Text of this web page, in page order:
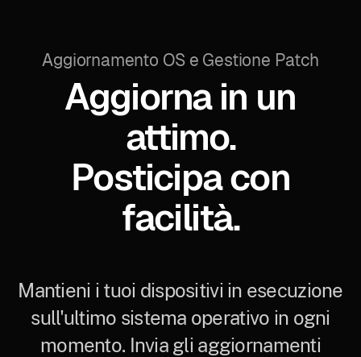
Aggiornamento OS e Gestione Patch
Aggiorna in un
attimo.
Posticipa con
facilità.
Mantieni i tuoi dispositivi in esecuzione
sull'ultimo sistema operativo in ogni
momento. Invia gli aggiornamenti